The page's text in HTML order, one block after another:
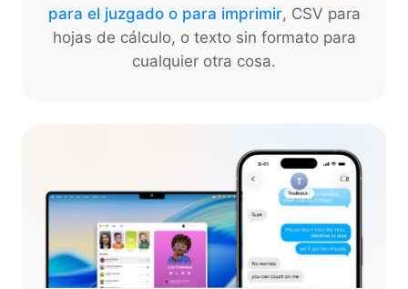
para el juzgado o para imprimir, CSV para
hojas de cálculo, o texto sin formato para
cualquier otra cosa.